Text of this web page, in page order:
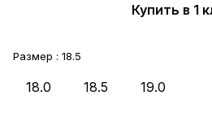
Купить в 1
Размер : 18.5
18.0 18.5 19.0